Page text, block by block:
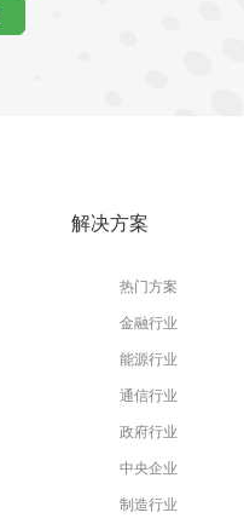
解决方案
热门方案
金融行业
能源行业
通信行业
政府行业
中央企业
制造行业